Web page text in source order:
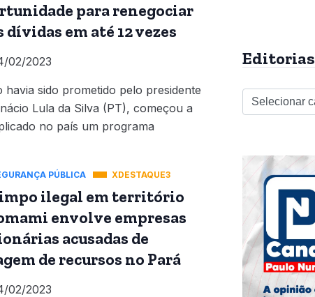
para renegociar
dívidas em até 12 vezes
02/2023
havia sido prometido pelo presidente
Lula da Silva (PT), começou a
no país um programa
PÚBLICA XDESTAQUE3
ilegal em território
envolve empresas
acusadas de
de recursos no Pará
02/2023
Editorias